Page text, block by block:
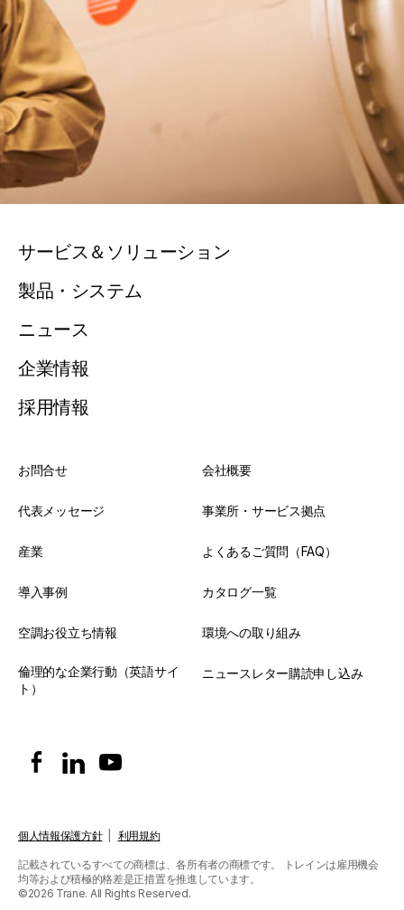
サービス＆ソリューション
製品・システム
ニュース
企業情報
採用情報
お問合せ 会社概要
代表メッセージ 事業所・サービス拠点
産業 よくあるご質問（FAQ）
導入事例 カタログ一覧
空調お役立ち情報 環境への取り組み
倫理的な企業行動（英語サイ
ト）
ニュースレター購読申し込み
個人情報保護方針| 利用規約
記載されているすべての商標は、各所有者の商標です。
トレインは雇用機会
均等および積極的格差是正措置を推進しています。
©2026 Trane. All Rights Reserved.